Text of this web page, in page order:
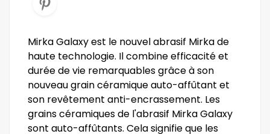
Mirka Galaxy est le nouvel abrasif Mirka de
haute technologie. Il combine efficacité et
durée de vie remarquables grâce à son
nouveau grain céramique auto-affûtant et
son revêtement anti-encrassement. Les
grains céramiques de l'abrasif Mirka Galaxy
sont auto-affûtants. Cela signifie que les